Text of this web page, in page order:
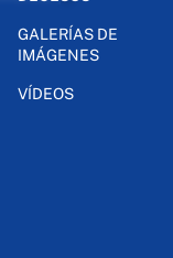
GALERÍAS DE
IMÁGENES
VÍDEOS